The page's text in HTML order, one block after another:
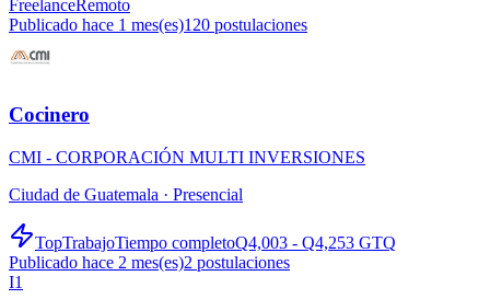
FreelanceRemoto
Publicado hace 1 mes(es)120 postulaciones
Cocinero
CMI - CORPORACIÓN MULTI INVERSIONES
Ciudad de Guatemala · Presencial
TopTrabajoTiempo completoQ4,003 - Q4,253 GTQ
Publicado hace 2 mes(es)2 postulaciones
I1